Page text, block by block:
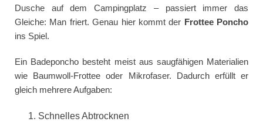
Dusche auf dem Campingplatz – passiert immer das
Gleiche: Man friert. Genau hier kommt der Frottee Poncho
ins Spiel.
Ein Badeponcho besteht meist aus saugfähigen Materialien
wie Baumwoll-Frottee oder Mikrofaser. Dadurch erfüllt er
gleich mehrere Aufgaben:
Schnelles Abtrocknen